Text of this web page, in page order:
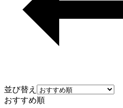
並び替え
おすすめ順